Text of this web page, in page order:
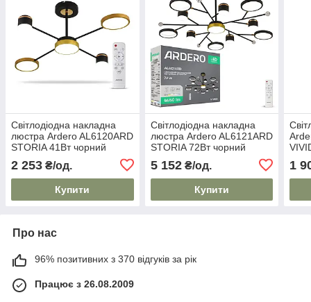
Світлодіодна накладна
люстра Ardero AL6120ARD
STORIA 41Вт чорний
2 253 ₴/од.
Купити
Світлодіодна накладна
люстра Ardero AL6121ARD
STORIA 72Вт чорний
5 152₴/од.
Купити
1
Про нас
96% позитивних з 370 відгуків за рік
Працює з 26.08.2009